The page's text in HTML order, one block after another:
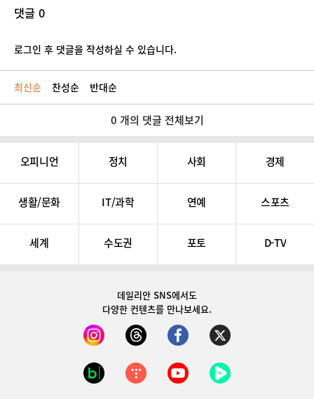
댓글 0
로그인 후 댓글을 작성하실 수 있습니다.
최신순 찬성순 반대순
0 개의 댓글 전체보기
오피니언 정치 사회 경제
생활/문화 IT/과학 연예 스포츠
세계 수도권 포토 D-TV
데일리안 SNS에서도
다양한 컨텐츠를 만나보세요.